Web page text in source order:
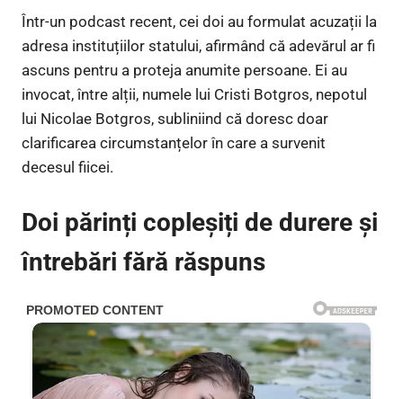
Într-un podcast recent, cei doi au formulat acuzații la
adresa instituțiilor statului, afirmând că adevărul ar fi
ascuns pentru a proteja anumite persoane. Ei au
invocat, între alții, numele lui Cristi Botgros, nepotul
lui Nicolae Botgros, subliniind că doresc doar
clarificarea circumstanțelor în care a survenit
decesul fiicei.
Doi părinți copleșiți de durere și
întrebări fără răspuns